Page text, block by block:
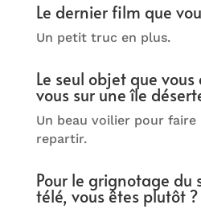
Le dernier film que
Un petit truc en plus.
Le seul objet que
vous sur une île
Un beau voilier pour faire
repartir.
Pour le grignotage du
télé, vous êtes plutôt ?